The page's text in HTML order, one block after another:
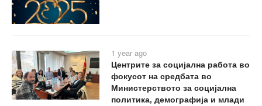
1 year ago
Центрите за социјална работа во
фокусот на средбата во
Министерството за социјална
политика, демографија и млади